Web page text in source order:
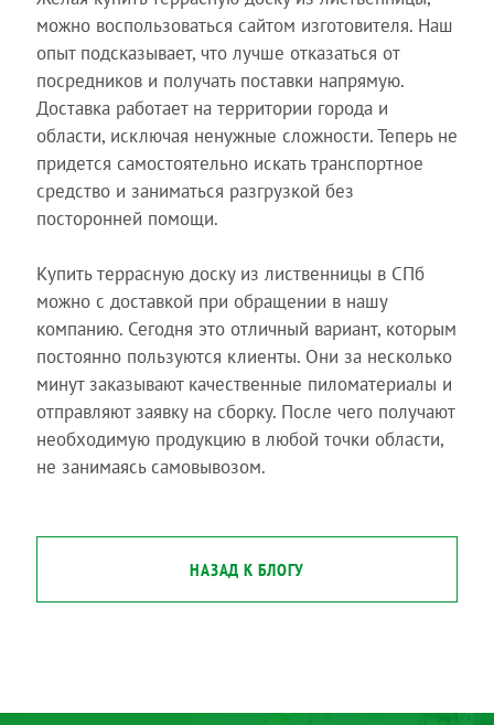
можно воспользоваться сайтом изготовителя. Наш
опыт подсказывает, что лучше отказаться от
посредников и получать поставки напрямую.
Доставка работает на территории города и
области, исключая ненужные сложности. Теперь не
придется самостоятельно искать транспортное
средство и заниматься разгрузкой без
посторонней помощи.
Купить террасную доску из лиственницы в СПб
можно с доставкой при обращении в нашу
компанию. Сегодня это отличный вариант, которым
постоянно пользуются клиенты. Они за несколько
минут заказывают качественные пиломатериалы и
отправляют заявку на сборку. После чего получают
необходимую продукцию в любой точки области,
не занимаясь самовывозом.
НАЗАД К БЛОГУ